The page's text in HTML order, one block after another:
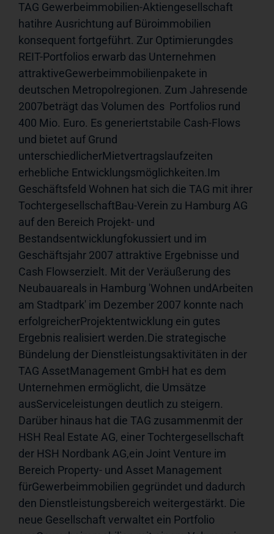
TAG Gewerbeimmobilien-Aktiengesellschaft
hatihre Ausrichtung auf Büroimmobilien
konsequent fortgeführt. Zur Optimierungdes
REIT-Portfolios erwarb das Unternehmen
attraktiveGewerbeimmobilienpakete in
deutschen Metropolregionen. Zum Jahresende
2007beträgt das Volumen des  Portfolios rund
400 Mio. Euro. Es generiertstabile Cash-Flows
und bietet auf Grund
unterschiedlicherMietvertragslaufzeiten
erhebliche Entwicklungsmöglichkeiten.Im
Geschäftsfeld Wohnen hat sich die TAG mit ihrer
TochtergesellschaftBau-Verein zu Hamburg AG
auf den Bereich Projekt- und
Bestandsentwicklungfokussiert und im
Geschäftsjahr 2007 attraktive Ergebnisse und
Cash Flowserzielt. Mit der Veräußerung des
Neubauareals in Hamburg 'Wohnen undArbeiten
am Stadtpark' im Dezember 2007 konnte nach
erfolgreicherProjektentwicklung ein gutes
Ergebnis realisiert werden.Die strategische
Bündelung der Dienstleistungsaktivitäten in der
TAG AssetManagement GmbH hat es dem
Unternehmen ermöglicht, die Umsätze
ausServiceleistungen deutlich zu steigern.
Darüber hinaus hat die TAG zusammenmit der
HSH Real Estate AG, einer Tochtergesellschaft
der HSH Nordbank AG,ein Joint Venture im
Bereich Property- und Asset Management
fürGewerbeimmobilien gegründet und dadurch
den Dienstleistungsbereich weitergestärkt. Die
neue Gesellschaft verwaltet ein Portfolio